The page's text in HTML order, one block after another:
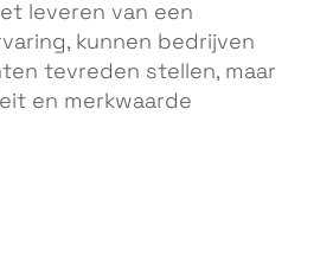
leveren van een
kunnen bedrijven
tevreden stellen, maar
en merkwaarde